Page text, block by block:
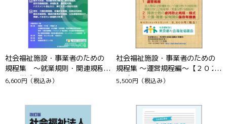
社会福祉施設・事業者のための
規程集 ～就業規則・関連規程
編 様式・資料付～【２０２５
6,600円 （税込み）
社会福祉施設・事業者のための
規程集 ～運営規程編～【２０２
４データ版】
5,500円 （税込み）